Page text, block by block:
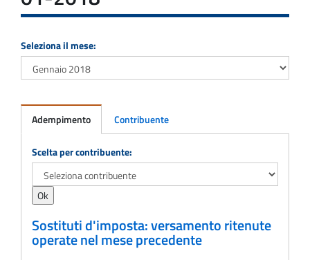
Seleziona il mese:
Adempimento Contribuente
Adempimento
Scelta per contribuente:
Sostituti d'imposta: versamento ritenute
operate nel mese precedente